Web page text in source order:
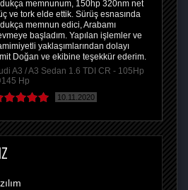
memnunum, 150hp 320nm net
ve tork elde ettik. Sürüş esnasında
memnun edici, Arabamı
başladım. Yapılan işlemler ve
yaklaşımlarından dolayı
Doğan ve ekibine teşekkür ederim.
A3 / A3 Sedan 1.6 TDI CR - 105Hp
Hp
10.11.2020